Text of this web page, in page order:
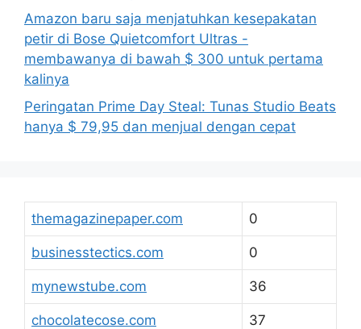
Amazon baru saja menjatuhkan kesepakatan
petir di Bose Quietcomfort Ultras -
membawanya di bawah $ 300 untuk pertama
kalinya
Peringatan Prime Day Steal: Tunas Studio Beats
hanya $ 79,95 dan menjual dengan cepat
themagazinepaper.com 0
businesstectics.com 0
mynewstube.com 36
chocolatecose.com 37